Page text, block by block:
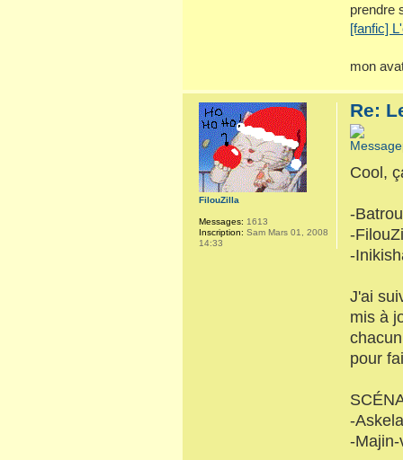
prendre
[fanfic]
mon
Re:
Cool,
-
-
-
J'ai
mis à
pour
-
-
FilouZilla
Messages: 1613
Inscription: Sam Mars 01, 2008
14:33